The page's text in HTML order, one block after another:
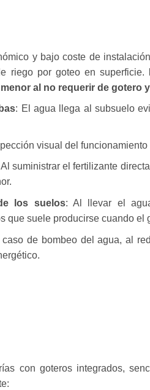
y bajo coste de
riego por goteo en superficie.
al no requerir de gotero
: El agua llega al subsuelo
visual del
Al suministrar el fertilizante
los suelos: Al llevar el
que suele producirse cuando el
de bombeo del agua, al
con goteros integrados,